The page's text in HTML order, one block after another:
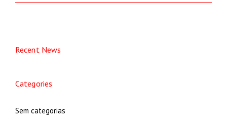
Recent News
Categories
Sem categorias